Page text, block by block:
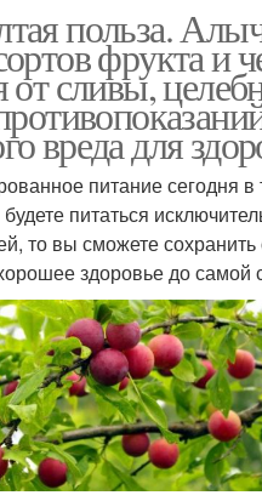
польза.
фрукта и
от сливы,
вреда для
питание сегодня в
питаться
то вы сможете сохранить
здоровье до самой